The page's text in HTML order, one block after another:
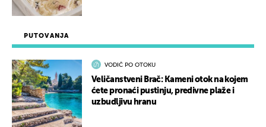
PUTOVANJA
VODIČ PO OTOKU
Veličanstveni Brač: Kameni otok na kojem
ćete pronaći pustinju, predivne plaže i
uzbudljivu hranu